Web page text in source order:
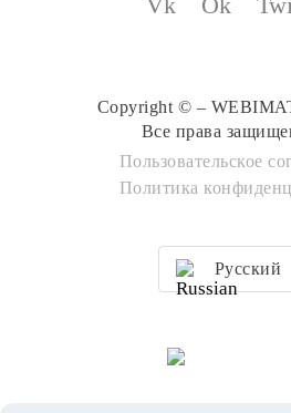
Copyright © –
Все права
Пользовательское
Политика
Русский